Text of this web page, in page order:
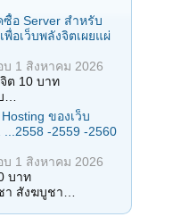
อ Server สำหรับ
อเว็บพลังจิตเผยแผ่
บ 1 สิงหาคม 2026
ต 10 บาท
…
ของเว็บ
-2559 -2560
บ 1 สิงหาคม 2026
บาท
า สังฆบูชา…